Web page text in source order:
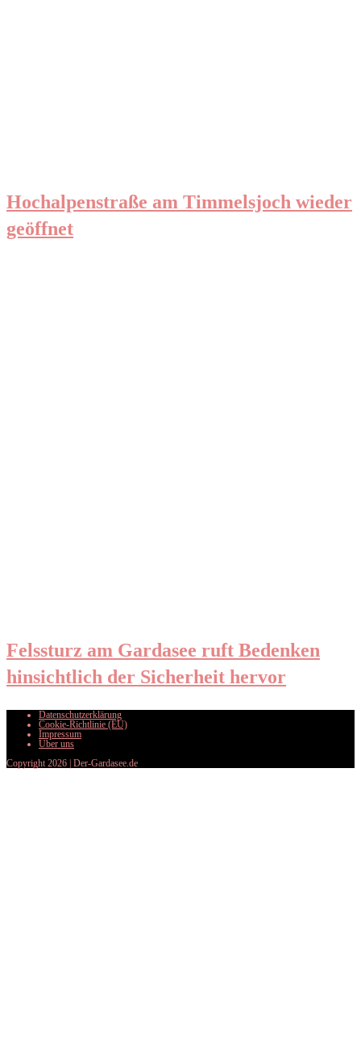
Hochalpenstraße am Timmelsjoch wieder
geöffnet
Felssturz am Gardasee ruft Bedenken
hinsichtlich der Sicherheit hervor
Datenschutzerklärung
Cookie-Richtlinie (EU)
Impressum
Über uns
Copyright 2026 | Der-Gardasee.de